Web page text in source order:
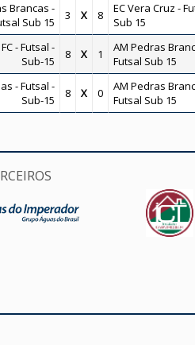
Brancas -
Sub 15
3 X 8
EC Vera Cruz -
Sub 15
- Futsal -
Sub-15
8 X 1
AM Pedras
Futsal Sub 15
- Futsal -
Sub-15
8 X 0
AM Pedras
Futsal Sub 15